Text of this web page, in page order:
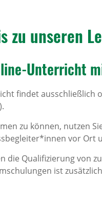
zu unseren
Unter­richt
findet ausschließlich
zu können, nutzen
vor Ort
die Qualifizierung von
ist